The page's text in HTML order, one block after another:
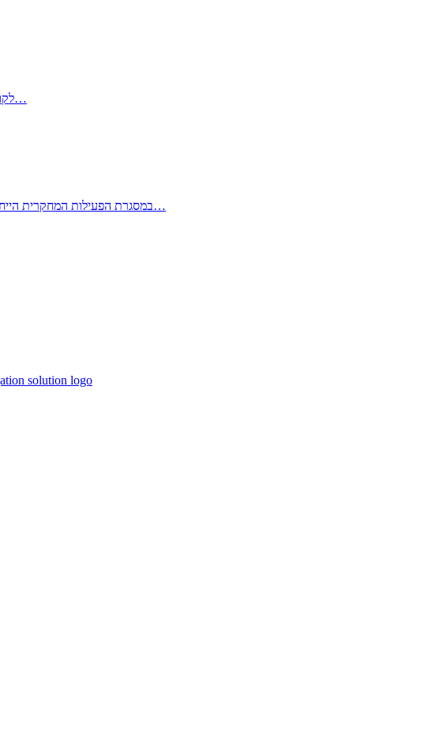
לקוח יקר אנחנו נערכים להמשיך ולשרת את הלקוחות שלנו…
במסגרת הפעילות המחקרית הייחודית במרכז לערים חכמות, הותקנה בקמפוס אוניברסיטת…